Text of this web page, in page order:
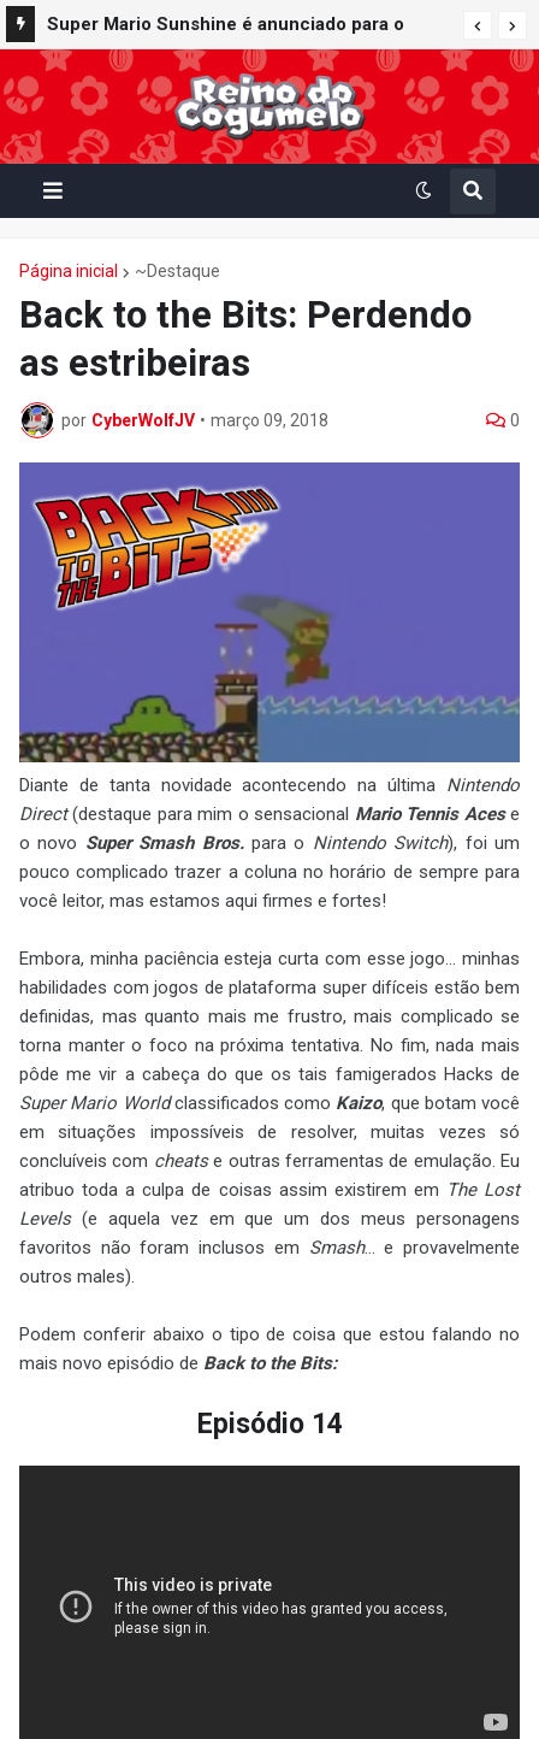
Super Mario Sunshine é anunciado para o
Nintendo GameCube - Nintendo Classics do
Nintendo Switch Online
Página inicial ~Destaque
Back to the Bits: Perdendo
as estribeiras
por CyberWolfJV • março 09, 2018 0
Diante de tanta novidade acontecendo na última Nintendo
Direct(destaque para mim o sensacional Mario Tennis Acese
o novo Super Smash Bros.para o Nintendo Switch), foi um
pouco complicado trazer a coluna no horário de sempre para
você leitor, mas estamos aqui firmes e fortes!
Embora, minha paciência esteja curta com esse jogo... minhas
habilidades com jogos de plataforma super difíceis estão bem
definidas, mas quanto mais me frustro, mais complicado se
torna manter o foco na próxima tentativa. No fim, nada mais
pôde me vir a cabeça do que os tais famigerados Hacks de
Super Mario Worldclassificados como Kaizo, que botam você
em situações impossíveis de resolver, muitas vezes só
concluíveis com cheatse outras ferramentas de emulação. Eu
atribuo toda a culpa de coisas assim existirem em The Lost
Levels(e aquela vez em que um dos meus personagens
favoritos não foram inclusos em Smash... e provavelmente
outros males).
Podem conferir abaixo o tipo de coisa que estou falando no
mais novo episódio de Back to the Bits:
Episódio 14